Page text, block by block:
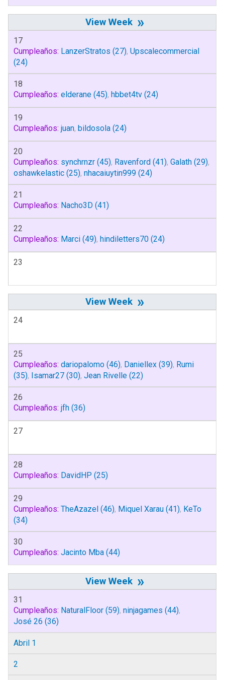
»
17
Cumpleaños: LanzerStratos (27), Upscalecommercial
(24)
18
Cumpleaños: elderane (45), hbbet4tv (24)
19
Cumpleaños: juan, bildosola (24)
20
Cumpleaños: synchrnzr (45), Ravenford (41), Galath (29),
oshawkelastic (25), nhacaiuytin999 (24)
21
Cumpleaños: Nacho3D (41)
22
Cumpleaños: Marci (49), hindiletters70 (24)
23
»
24
25
Cumpleaños: dariopalomo (46), Daniellex (39), Rumi
(35), Isamar27 (30), Jean Rivelle (22)
26
Cumpleaños: jfh (36)
27
28
Cumpleaños: DavidHP (25)
29
Cumpleaños: TheAzazel (46), Miquel Xarau (41), KeTo
(34)
30
Cumpleaños: Jacinto Mba (44)
»
31
Cumpleaños: NaturalFloor (59), ninjagames (44),
José 26 (36)
Abril 1
2